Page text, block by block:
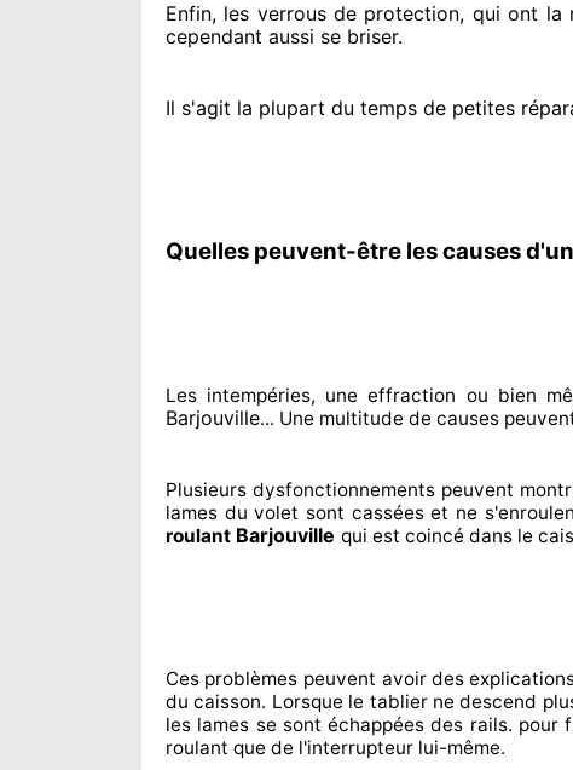
Enfin, les verrous de protection, qui ont la
cependant aussi se briser.
Il s'agit la plupart du temps de petites
Quelles peuvent-être les causes
Les intempéries, une effraction ou bien
Barjouville... Une multitude de causes
Plusieurs dysfonctionnements peuvent
lames du volet sont casséeset ne
roulant Barjouville qui est coincé dans le
Ces problèmes peuvent avoir des
du caisson. Lorsque le tablier ne descend
les lames se sont échappées des rails. pour
roulant que de l'interrupteur lui-même.